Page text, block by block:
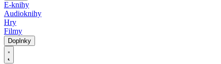
E-knihy
Audioknihy
Hry
Filmy
Doplnky